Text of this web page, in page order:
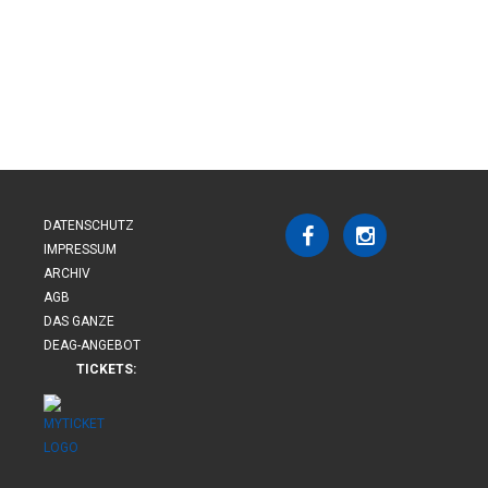
DATENSCHUTZ
IMPRESSUM
ARCHIV
AGB
DAS GANZE
DEAG-ANGEBOT
TICKETS: